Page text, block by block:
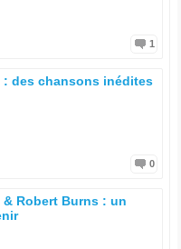
1
: des chansons inédites
0
Robert Burns : un